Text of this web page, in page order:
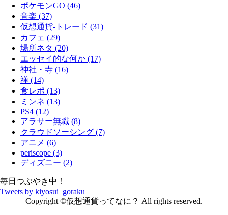
ポケモンGO (46)
音楽 (37)
仮想通貨-トレード (31)
カフェ (29)
場所ネタ (20)
エッセイ的な何か (17)
神社・寺 (16)
禅 (14)
食レポ (13)
ミンネ (13)
PS4 (12)
アラサー無職 (8)
クラウドソーシング (7)
アニメ (6)
periscope (3)
ディズニー (2)
毎日つぶやき中！
Tweets by kiyosui_goraku
Copyright ©仮想通貨ってなに？ All rights reserved.